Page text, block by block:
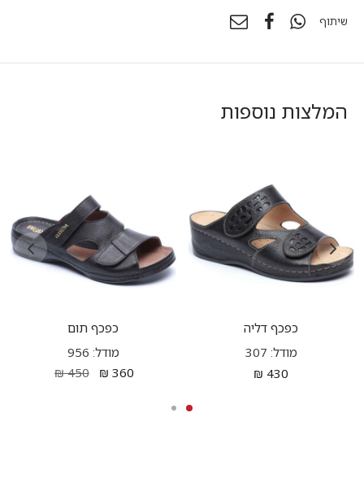
שיתוף
המלצות נוספות
כפכף דליה
מודל: 307
₪ 430
כפכף תום
מודל: 956
₪ 360
₪450